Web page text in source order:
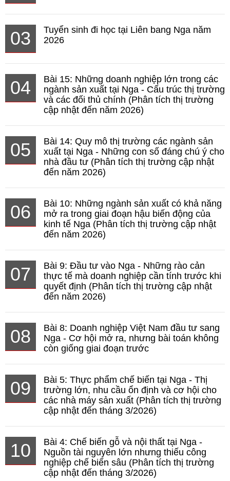
03
Tuyển sinh đi học tại Liên bang Nga năm
2026
04
Bài 15: Những doanh nghiệp lớn trong các
ngành sản xuất tại Nga - Cấu trúc thị trường
và các đối thủ chính (Phân tích thị trường
cập nhật đến năm 2026)
05
Bài 14: Quy mô thị trường các ngành sản
xuất tại Nga - Những con số đáng chú ý cho
nhà đầu tư (Phân tích thị trường cập nhật
đến năm 2026)
06
Bài 10: Những ngành sản xuất có khả năng
mở ra trong giai đoạn hậu biến động của
kinh tế Nga (Phân tích thị trường cập nhật
đến năm 2026)
07
Bài 9: Đầu tư vào Nga - Những rào cản
thực tế mà doanh nghiệp cần tính trước khi
quyết định (Phân tích thị trường cập nhật
đến năm 2026)
08
Bài 8: Doanh nghiệp Việt Nam đầu tư sang
Nga - Cơ hội mở ra, nhưng bài toán không
còn giống giai đoạn trước
09
Bài 5: Thực phẩm chế biến tại Nga - Thị
trường lớn, nhu cầu ổn định và cơ hội cho
các nhà máy sản xuất (Phân tích thị trường
cập nhật đến tháng 3/2026)
10
Bài 4: Chế biến gỗ và nội thất tại Nga -
Nguồn tài nguyên lớn nhưng thiếu công
nghiệp chế biến sâu (Phân tích thị trường
cập nhật đến tháng 3/2026)